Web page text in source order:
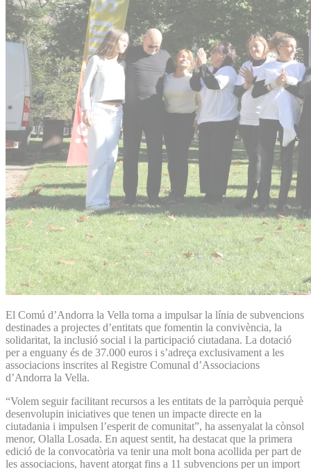
El Comú d’Andorra la Vella torna a impulsar la línia de subvencions
destinades a projectes d’entitats que fomentin la convivència, la
solidaritat, la inclusió social i la participació ciutadana. La dotació
per a enguany és de 37.000 euros i s’adreça exclusivament a les
associacions inscrites al Registre Comunal d’Associacions
d’Andorra la Vella.
“Volem seguir facilitant recursos a les entitats de la parròquia perquè
desenvolupin iniciatives que tenen un impacte directe en la
ciutadania i impulsen l’esperit de comunitat”, ha assenyalat la cònsol
menor, Olalla Losada. En aquest sentit, ha destacat que la primera
edició de la convocatòria va tenir una molt bona acollida per part de
les associacions, havent atorgat fins a 11 subvencions per un import